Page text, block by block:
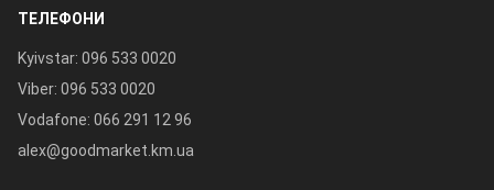
ТЕЛЕФОНИ
Kyivstar: 096 533 0020
Viber: 096 533 0020
Vodafone: 066 291 12 96
alex@goodmarket.km.ua